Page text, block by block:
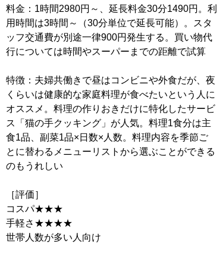
料金：1時間2980円～、延長料金30分1490円。利
用時間は3時間～（30分単位で延長可能）。スタ
ッフ交通費が別途一律900円発生する。買い物代
行については時間やスーパーまでの距離で試算
特徴：夫婦共働きで昼はコンビニや外食だが、夜
くらいは健康的な家庭料理が食べたいという人に
オススメ。料理の作りおきだけに特化したサービ
ス「猫の手クッキング」が人気。料理1食分は主
食1品、副菜1品×日数×人数。料理内容を季節ご
とに替わるメニューリストから選ぶことができる
のもうれしい
［評価］
コスパ★★★
手軽さ★★★★
世帯人数が多い人向け